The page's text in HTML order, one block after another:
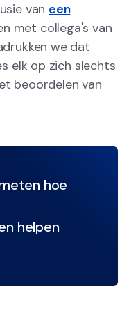
van een
met collega's van
we dat
elk op zich slechts
beoordelen van
hoe
helpen